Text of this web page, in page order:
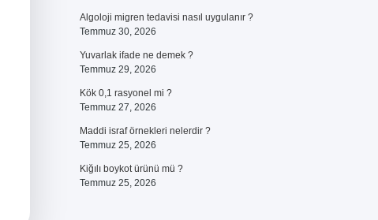
Algoloji migren tedavisi nasıl uygulanır ?
Temmuz 30, 2026
Yuvarlak ifade ne demek ?
Temmuz 29, 2026
Kök 0,1 rasyonel mi ?
Temmuz 27, 2026
Maddi israf örnekleri nelerdir ?
Temmuz 25, 2026
Kiğılı boykot ürünü mü ?
Temmuz 25, 2026